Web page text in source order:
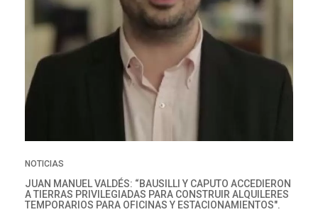
NOTICIAS
JUAN MANUEL VALDÉS: “BAUSILLI Y CAPUTO ACCEDIERON
A TIERRAS PRIVILEGIADAS PARA CONSTRUIR ALQUILERES
TEMPORARIOS PARA OFICINAS Y ESTACIONAMIENTOS".